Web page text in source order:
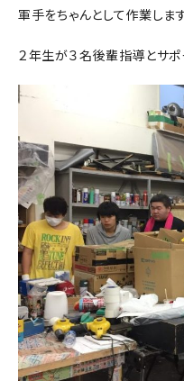
軍手をちゃんとして作業しま
２年生が３名後輩指導とサポ